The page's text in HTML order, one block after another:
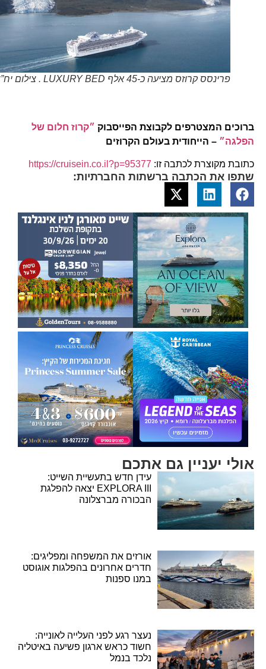
פרינסס קרוזס מציעה כ-45 אלף LUXURY BED . צילום יח”צ
ברוכים המצטרפים לקבוצת הפייסבוק״קרוז חלום של
הפלגה״– הייחודית בעולם הקרוזים
כתובת מקוצרת לכתבה זו: https://cruisein.co.il?p=95377
שתפו את הכתבה ברשתות החברתיות:
אולי יעניין גם אתכם
עידן חדש בתעשיית השייט:
EXPLORA III יצאה להפלגת
הבכורה מברצלונה
אורזים את המשפחה ומפליגים:
חדרים אחרונים בהפלגות אוגוסט
במנו ספנות
נעצר רגע לפני העלייה לאונייה:
חשוד כראש ארגון פשיעה באיטליה
נלכד בנמל